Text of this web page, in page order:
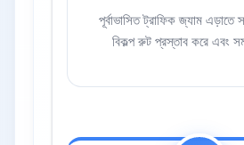
পূর্বাভাসিত ট্রাফিক জ্যাম এড়াতে
বিকল্প রুট প্রস্তাব করে এবং